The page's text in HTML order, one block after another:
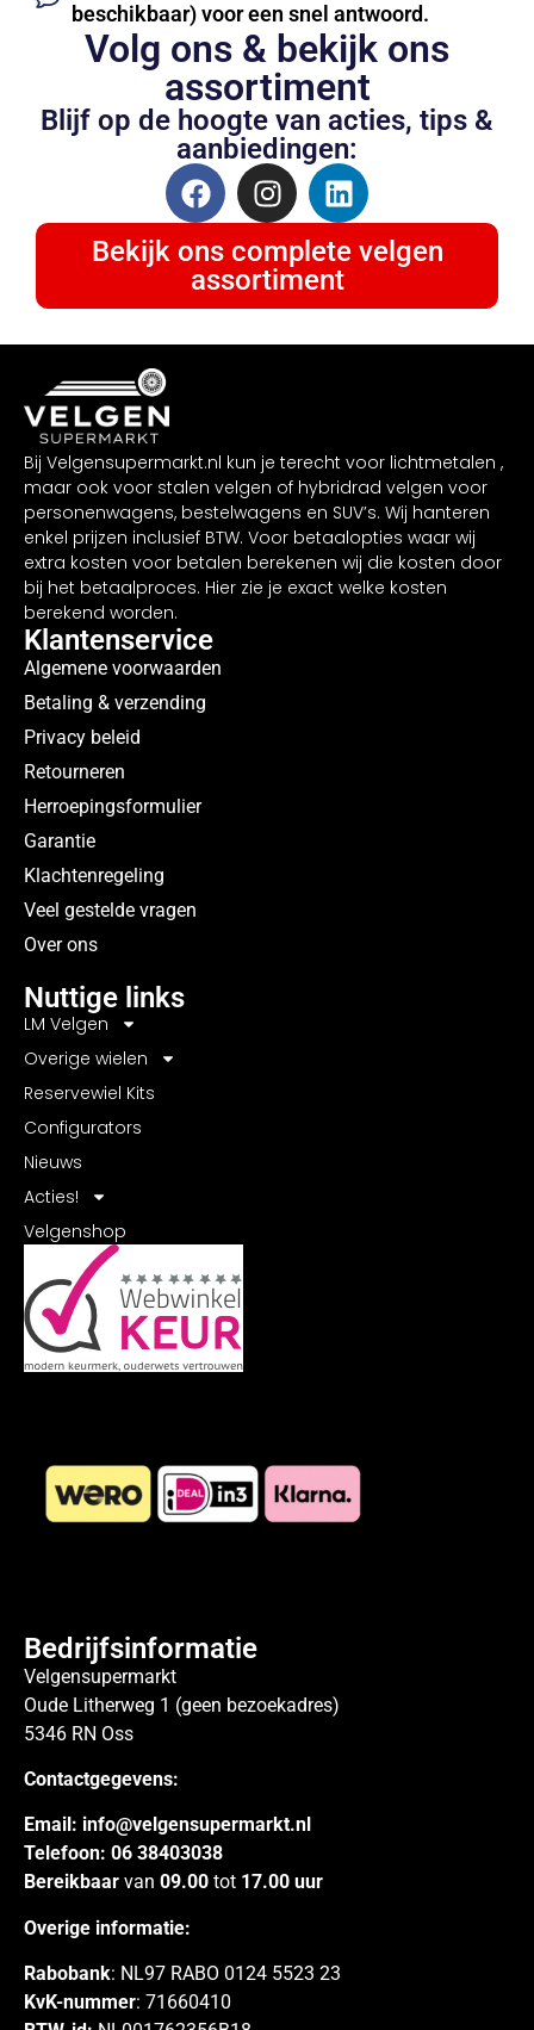
beschikbaar) voor een snel antwoord.
Volg ons & bekijk ons
assortiment
Blijf op de hoogte van acties, tips &
aanbiedingen:
Bekijk ons complete velgen
assortiment
Bij Velgensupermarkt.nl kun je terecht voor lichtmetalen ,
maar ook voor stalen velgen of hybridrad velgen voor
personenwagens, bestelwagens en SUV’s. Wij hanteren
enkel prijzen inclusief BTW. Voor betaalopties waar wij
extra kosten voor betalen berekenen wij die kosten door
bij het betaalproces. Hier zie je exact welke kosten
berekend worden.
Klantenservice
Algemene voorwaarden
Betaling & verzending
Privacy beleid
Retourneren
Herroepingsformulier
Garantie
Klachtenregeling
Veel gestelde vragen
Over ons
Nuttige links
LM Velgen
Overige wielen
Reservewiel Kits
Configurators
Nieuws
Acties!
Velgenshop
Bedrijfsinformatie
Velgensupermarkt
Oude Litherweg 1 (geen bezoekadres)
5346 RN Oss
Contactgegevens:
Email: info@velgensupermarkt.nl
Telefoon: 06 38403038
Bereikbaar van 09.00 tot 17.00 uur
Overige informatie:
Rabobank: NL97 RABO 0124 5523 23
KvK-nummer: 71660410